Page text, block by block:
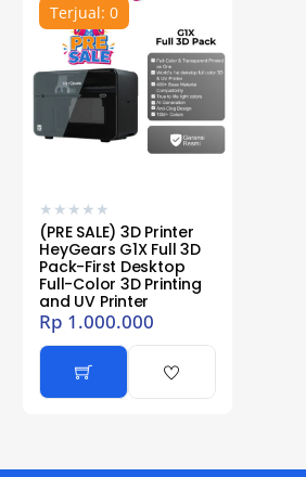
Terjual: 0
★ ★ ★ ★ ★
(PRE SALE) 3D Printer
HeyGears G1X Full 3D
Pack-First Desktop
Full-Color 3D Printing
and UV Printer
Rp 1.000.000